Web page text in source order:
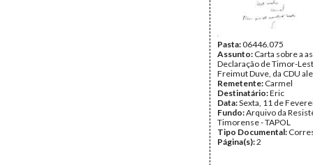
Pasta:06446.075
Assunto: Carta sobre a
Declaração de Timor-
Freimut Duve, da CDU
Remetente: Carmel
Destinatário:Eric
Data:Sexta, 11 de
Fundo:Arquivo da
Timorense - TAPOL
Tipo Documental:
Página(s):2